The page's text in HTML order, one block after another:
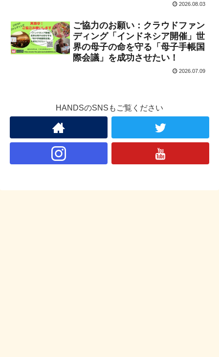
2026.08.03
ご協力のお願い：クラウドファン
ディング「インドネシア開催」世
界の母子の命を守る「母子手帳国
際会議」を成功させたい！
2026.07.09
HANDSのSNSもご覧ください